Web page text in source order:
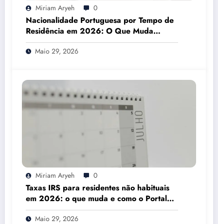
Miriam Aryeh 0
Nacionalidade Portuguesa por Tempo de
Residência em 2026: O Que Muda
Mesmo
Maio 29, 2026
Miriam Aryeh 0
Taxas IRS para residentes não habituais
em 2026: o que muda e como o Portal
das Finanças pode ajudar
Maio 29, 2026